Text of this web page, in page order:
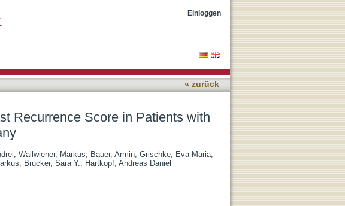
with Primary Breast Cancer inEinloggen
« zurück
Recurrence Score in Patients with
; Wallwiener, Markus; Bauer, Armin; Grischke, Eva-Maria;
; Brucker, Sara Y.; Hartkopf, Andreas Daniel